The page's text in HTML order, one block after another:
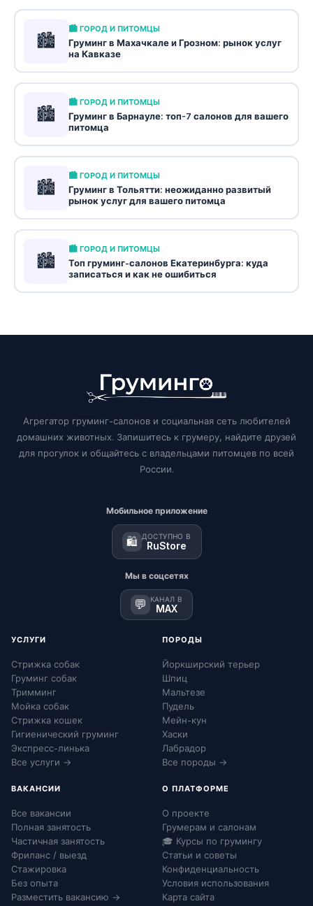
🏙️
🏙️ ГОРОД И ПИТОМЦЫ
Груминг в Махачкале и Грозном: рынок услуг
на Кавказе
🏙️
🏙️ ГОРОД И ПИТОМЦЫ
Груминг в Барнауле: топ-7 салонов для вашего
питомца
🏙️
🏙️ ГОРОД И ПИТОМЦЫ
Груминг в Тольятти: неожиданно развитый
рынок услуг для вашего питомца
🏙️
🏙️ ГОРОД И ПИТОМЦЫ
Топ груминг-салонов Екатеринбурга: куда
записаться и как не ошибиться
Агрегатор груминг-салонов и социальная сеть любителей
домашних животных. Запишитесь к грумеру, найдите друзей
для прогулок и общайтесь с владельцами питомцев по всей
России.
Мобильное приложение
🛍️ ДОСТУПНО В
RuStore
Мы в соцсетях
💬 КАНАЛ В
MAX
УСЛУГИ
Стрижка собак
Груминг собак
Тримминг
Мойка собак
Стрижка кошек
Гигиенический груминг
Экспресс-линька
Все услуги →
ПОРОДЫ
Йоркширский терьер
Шпиц
Мальтезе
Пудель
Мейн-кун
Хаски
Лабрадор
Все породы →
ВАКАНСИИ
Все вакансии
Полная занятость
Частичная занятость
Фриланс / выезд
Стажировка
Без опыта
Разместить вакансию →
О ПЛАТФОРМЕ
О проекте
Грумерам и салонам
🎓 Курсы по грумингу
Статьи и советы
Конфиденциальность
Условия использования
Карта сайта